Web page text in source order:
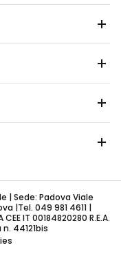
| Sede: Padova Viale
|Tel. 049 981 4611 |
IT 00184820280 R.E.A.
44121bis